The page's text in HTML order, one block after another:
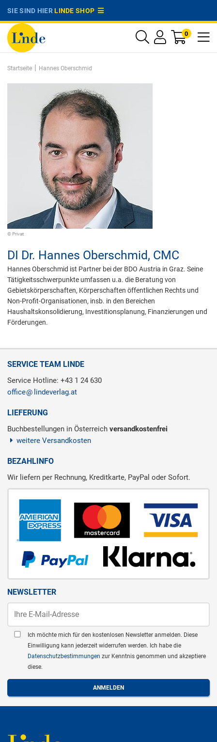
SIE SIND HIERLINDE SHOP
0
Startseite | Hannes Oberschmid
© Privat
DI Dr. Hannes Oberschmid, CMC
Hannes Oberschmid ist Partner bei der BDO Austria in Graz. Seine
Tätigkeitsschwerpunkte umfassen u.a. die Beratung von
Gebietskörperschaften, Körperschaften öffentlichen Rechts und
Non-Profit-Organisationen, insb. in den Bereichen
Haushaltskonsolidierung, Investitionsplanung, Finanzierungen und
Förderungen.
SERVICE TEAM LINDE
Service Hotline: +43 1 24 630
office
lindeverlag.at
LIEFERUNG
Buchbestellungen in Österreich versandkostenfrei
weitere Versandkosten
BEZAHLINFO
Wir liefern per Rechnung, Kreditkarte, PayPal oder Sofort.
NEWSLETTER
Ich möchte mich für den kostenlosen Newsletter anmelden. Diese
Einwilligung kann jederzeit widerrufen werden. Ich habe die
Datenschutzbestimmungen zur Kenntnis genommen und akzeptiere
diese.